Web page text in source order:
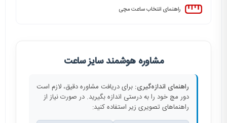
راهنمای انتخاب ساعت مچی
مشاوره هوشمند سایز ساعت
راهنمای اندازه‌گیری: برای دریافت مشاوره دقیق، لازم است
دور مچ خود را به درستی اندازه بگیرید. در صورت نیاز از
راهنماهای تصویری زیر استفاده کنید: